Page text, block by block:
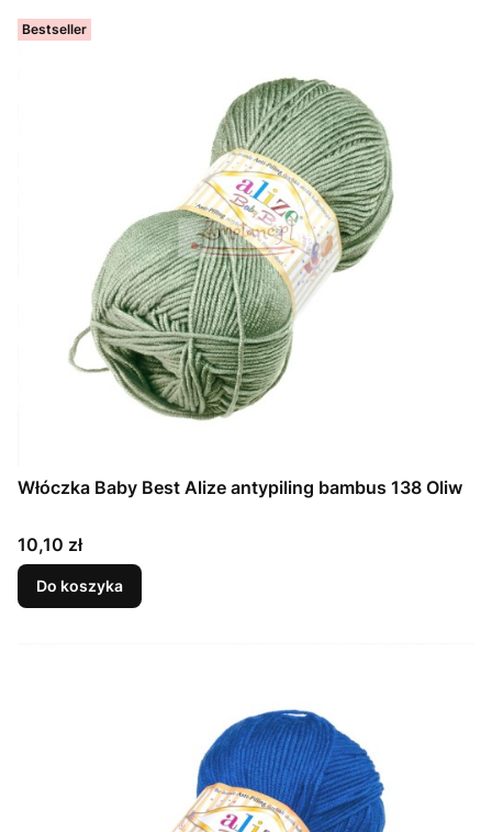
Bestseller
Włóczka Baby Best Alize antypiling bambus 138 Oliw
Cena
10,10 zł
Do koszyka